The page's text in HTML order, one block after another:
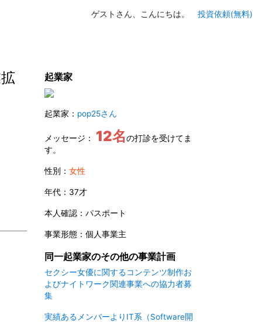
ゲストさん、こんにちは。 投資依頼(無料)
起業家
起業家： pop25さん
メッセージ： 12名の打診を受けてま
す。
性別： 女性
年代：37才
本人確認：パスポート
事業形態：個人事業主
同一起業家のその他の事業計画
セクシー女優に関するコンテンツ制作お
よびナイトワーク関連事業への協力者募
集
実績あるメンバーよりIT系（Software開